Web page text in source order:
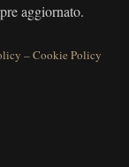
aggiornato.
–Cookie Policy